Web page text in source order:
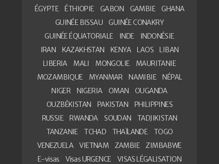
ÉGYPTE
ÉTHIOPIE GABON GAMBIE
GHANA
GUINÉE BISSAU
GUINÉE CONAKRY
GUINÉE ÉQUATORIALE
INDE
INDONÉSIE
IRAN
KAZAKHSTAN KENYA LAOS
LIBAN
LIBERIA
MALI MONGOLIE
MAURITANIE
MOZAMBIQUE
MYANMAR NAMIBIE
NÉPAL
NIGER
NIGERIA OMAN
OUGANDA
OUZBÉKISTAN
PAKISTAN
PHILIPPINES
RUSSIE
RWANDA SOUDAN
TADJIKISTAN
TANZANIE
TCHAD THAÏLANDE
TOGO
VENEZUELA
VIETNAM ZAMBIE
ZIMBABWE
E-visas
Visas URGENCE
VISAS LÉGALISATION